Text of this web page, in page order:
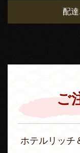
配
ご
ホテルリッチ